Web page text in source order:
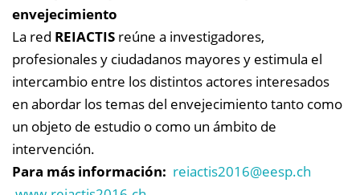
envejecimiento
La red REIACTIS reúne a investigadores,
profesionales y ciudadanos mayores y estimula el
intercambio entre los distintos actores interesados
en abordar los temas del envejecimiento tanto como
un objeto de estudio o como un ámbito de
intervención.
Para más información: reiactis2016@eesp.ch